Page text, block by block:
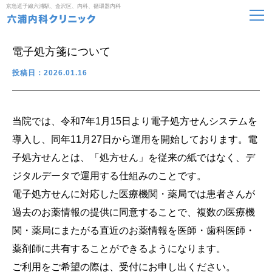
京急逗子線六浦駅、金沢区、内科、循環器内科
電子処方箋について
投稿日：2026.01.16
当院では、令和7年1月15日より電子処方せんシステムを
導入し、同年11月27日から運用を開始しております。電
子処方せんとは、「処方せん」を従来の紙ではなく、デ
ジタルデータで運用する仕組みのことです。
電子処方せんに対応した医療機関・薬局では患者さんが
過去のお薬情報の提供に同意することで、複数の医療機
関・薬局にまたがる直近のお薬情報を医師・歯科医師・
薬剤師に共有することができるようになります。
ご利用をご希望の際は、受付にお申し出ください。